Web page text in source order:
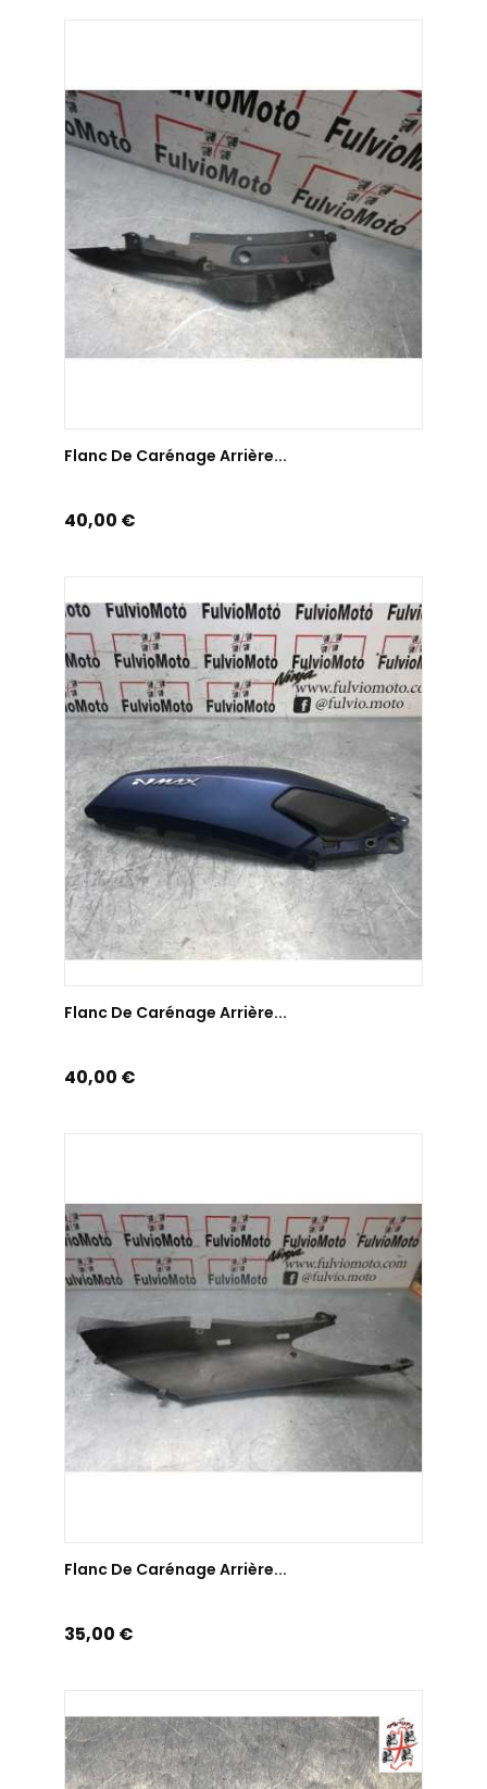
Flanc De Carénage Arrière...
Prix
40,00 €
Flanc De Carénage Arrière...
Prix
40,00 €
Flanc De Carénage Arrière...
Prix
35,00 €